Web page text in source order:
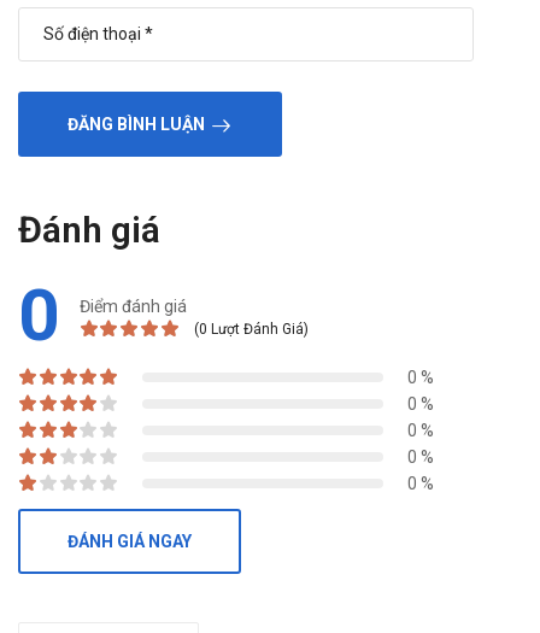
ĐĂNG BÌNH LUẬN
Đánh giá
0 Điểm đánh giá
(0 Lượt Đánh Giá)
0 %
0 %
0 %
0 %
0 %
ĐÁNH GIÁ NGAY